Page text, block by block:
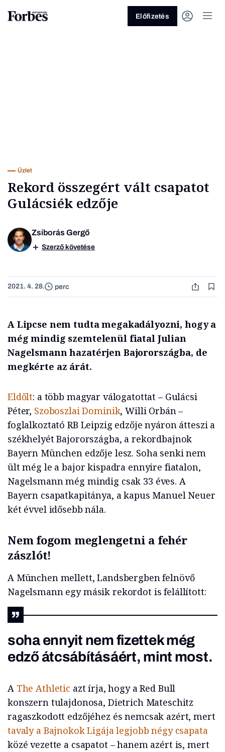
Előfizetés
Üzlet
Rekord összegért vált csapatot
Gulácsiék edzője
Zsiborás Gergő
Szerző követése
2021. 4. 28. perc
A Lipcse nem tudta megakadályozni, hogy a
még mindig szemtelenül fiatal Julian
Nagelsmann hazatérjen Bajorországba, de
megkérte az árát.
Eldőlt: a több magyar válogatottat – Gulácsi
Péter, Szoboszlai Dominik, Willi Orbán –
foglalkoztató RB Leipzig edzője nyáron átteszi a
székhelyét Bajorországba, a rekordbajnok
Bayern München edzője lesz. Soha senki nem
ült még le a bajor kispadra ennyire fiatalon,
Nagelsmann még mindig csak 33 éves. A
Bayern csapatkapitánya, a kapus Manuel Neuer
két évvel idősebb nála.
Nem fogom meglengetni a fehér
zászlót!
A München mellett, Landsbergben felnövő
Nagelsmann egy másik rekordot is felállított:
soha ennyit nem fizettek még
edző átcsábításáért, mint most.
A The Athletic azt írja, hogy a Red Bull
konszern tulajdonosa, Dietrich Mateschitz
ragaszkodott edzőjéhez és nemcsak azért, mert
tavaly a Bajnokok Ligája legjobb négy csapata
közé vezette a csapatot – hanem azért is, mert